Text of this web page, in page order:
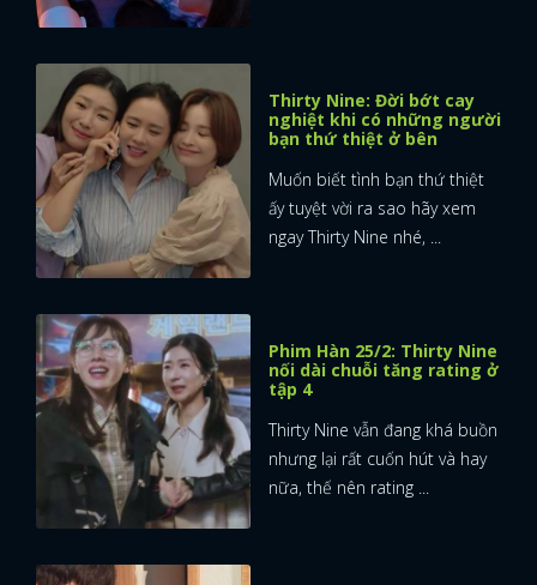
Thirty Nine: Đời bớt cay
nghiệt khi có những người
bạn thứ thiệt ở bên
Muốn biết tình bạn thứ thiệt
ấy tuyệt vời ra sao hãy xem
ngay Thirty Nine nhé, ...
Phim Hàn 25/2: Thirty Nine
nối dài chuỗi tăng rating ở
tập 4
Thirty Nine vẫn đang khá buồn
nhưng lại rất cuốn hút và hay
nữa, thế nên rating ...